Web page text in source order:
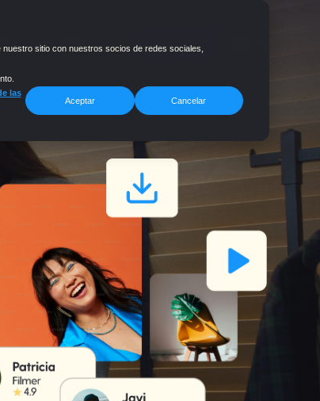
sitio con nuestros socios de redes sociales,
las
Aceptar Cancelar
Recursos Enterprise